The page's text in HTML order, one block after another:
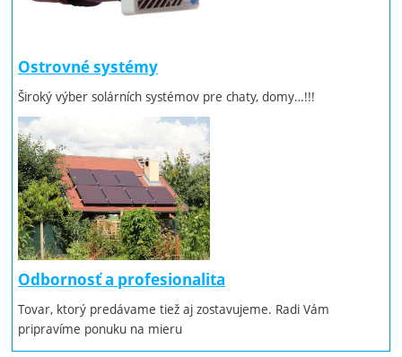
Ostrovné systémy
Široký výber solárních systémov pre chaty, domy…!!!
Odbornosť a profesionalita
Tovar, ktorý predávame tiež aj zostavujeme. Radi Vám
pripravíme ponuku na mieru